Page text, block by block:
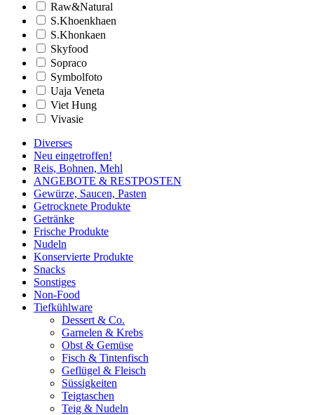
Raw&Natural
S.Khoenkhaen
S.Khonkaen
Skyfood
Sopraco
Symbolfoto
Uaja Veneta
Viet Hung
Vivasie
Diverses
Neu eingetroffen!
Reis, Bohnen, Mehl
ANGEBOTE & RESTPOSTEN
Gewürze, Saucen, Pasten
Getrocknete Produkte
Getränke
Frische Produkte
Nudeln
Konservierte Produkte
Snacks
Sonstiges
Non-Food
Tiefkühlware
Dessert & Co.
Garnelen & Krebs
Obst & Gemüse
Fisch & Tintenfisch
Geflügel & Fleisch
Süssigkeiten
Teigtaschen
Teig & Nudeln